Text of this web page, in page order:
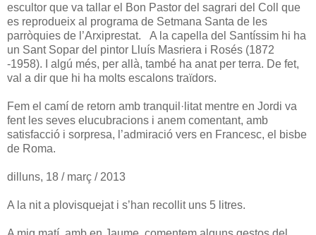
escultor que va tallar el Bon Pastor del sagrari del Coll que
es reprodueix al programa de Setmana Santa de les
parròquies de l’Arxiprestat. A la capella del Santíssim hi ha
un Sant Sopar del pintor Lluís Masriera i Rosés (1872
-1958). I algú més, per allà, també ha anat per terra. De fet,
val a dir que hi ha molts escalons traïdors.
Fem el camí de retorn amb tranquil·litat mentre en Jordi va
fent les seves elucubracions i anem comentant, amb
satisfacció i sorpresa, l’admiració vers en Francesc, el bisbe
de Roma.
dilluns, 18 / març / 2013
A la nit a plovisquejat i s’han recollit uns 5 litres.